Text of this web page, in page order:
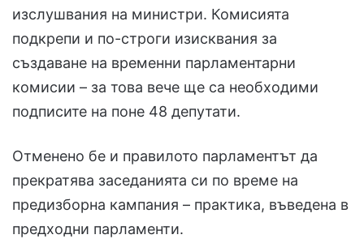
изслушвания на министри. Комисията
подкрепи и по-строги изисквания за
създаване на временни парламентарни
комисии – за това вече ще са необходими
подписите на поне 48 депутати.
Отменено бе и правилото парламентът да
прекратява заседанията си по време на
предизборна кампания – практика, въведена в
предходни парламенти.